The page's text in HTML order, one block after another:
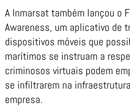
A Inmarsat também lançou o
Awareness, um aplicativo de
dispositivos móveis que
marítimos se instruam a
criminosos virtuais podem
se infiltrarem na
empresa.